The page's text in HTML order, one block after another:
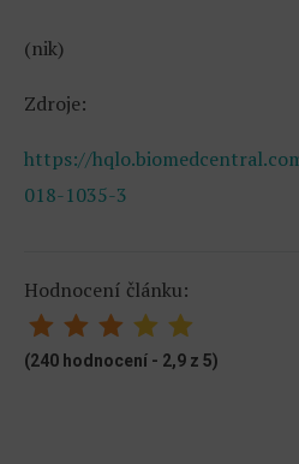
(nik)
Zdroje:
https://
018-1035-3
Hodnocení článku:
(240 hodnocení - 2,9 z 5)